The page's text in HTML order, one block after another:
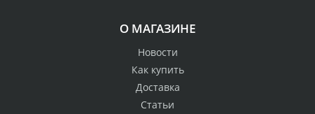
О МАГАЗИНЕ
Новости
Как купить
Доставка
Статьи